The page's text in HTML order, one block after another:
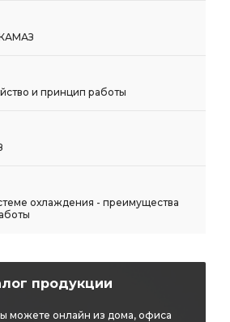
и принцип работы
охлаждения - преимущества
продукции
можете онлайн из дома, офиса